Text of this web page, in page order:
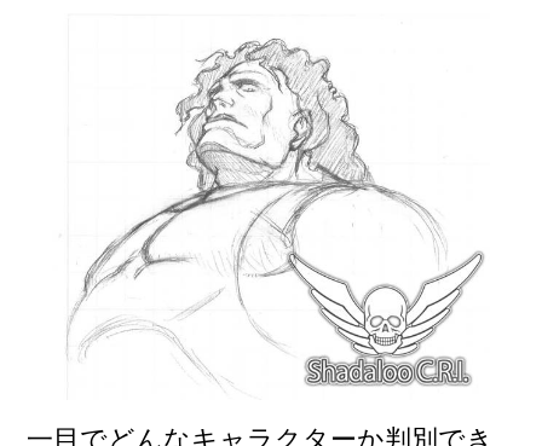
一目でどんなキャラクターか判別でき